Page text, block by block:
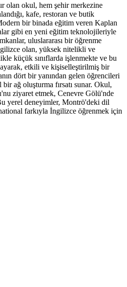
olan okul, hem şehir merkezine
kafe, restoran ve butik
bir binada eğitim veren Kaplan
gibi en yeni eğitim teknolojileriyle
uluslararası bir öğrenme
olan, yüksek nitelikli ve
küçük sınıflarda işlenmekte ve bu
etkili ve kişiselleştirilmiş bir
dört bir yanından gelen öğrencileri
ağ oluşturma fırsatı sunar. Okul,
ziyaret etmek, Cenevre Gölü'nde
yerel deneyimler, Montrö'deki dil
farkıyla İngilizce öğrenmek için